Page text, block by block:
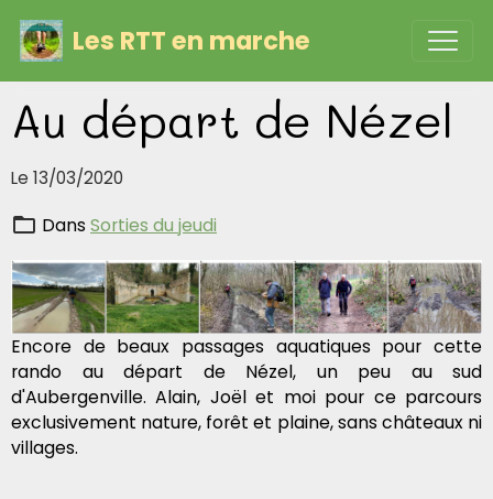
Les RTT en marche
Au départ de Nézel
Le 13/03/2020
DansSorties du jeudi
Encore de beaux passages aquatiques pour cette
rando au départ de Nézel, un peu au sud
d'Aubergenville. Alain, Joël et moi pour ce parcours
exclusivement nature, forêt et plaine, sans châteaux ni
villages.